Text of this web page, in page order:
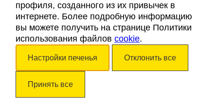
Cookies
Доступность
Авторские права © 2026. Каталонский Туристический Совет. Все права
профиля, созданного из их привычек в
интернете. Более подробную информацию
вы можете получить на странице Политики
использования файлов cookie.
Настройки печенья Отклонить все
Принять все